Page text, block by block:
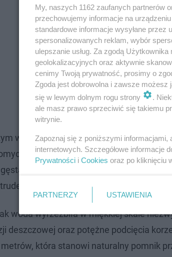
widokiem są odsłonięte systemy
zboczy, tworząc fantastyczne
sieć, wraz z koronami drzew, tworzy
woda wyrzeźbiła w miękkiej skale
deszczowej oraz potężne podcięcia
metrów, która stanowi naturalny pomnik
My, naszych 1162 zaufanych partnerów
przechowujemy informacje na
standardowe informacje wysyłane przez
spersonalizowanych reklam, wybór
ulepszanie usług. Za zgodą
geolokalizacyjnych oraz aktywnie
cenimy Twoją prywatność, prosimy o
Zgoda jest dobrowolna i zawsze
się w lewym dolnym rogu strony
.
ale masz prawo sprzeciwić się takiemu
witrynie.
Zapoznaj się z poniższymi
internetowych. Szczegółowe informacje
Prywatności i Cookies oraz po kliknięciu
PARTNERZY USTAWIENIA